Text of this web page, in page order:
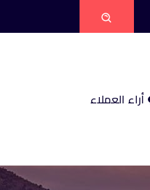
أراء العملاء